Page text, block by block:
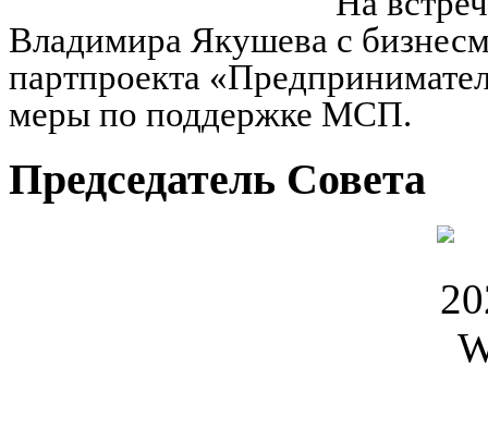
Владимира Якушева с
партпроекта
меры по поддержке МСП.
Председатель Совета